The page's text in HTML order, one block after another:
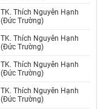
TK. Thích Nguyên Hạnh
(Đức Trường)
TK. Thích Nguyên Hạnh
(Đức Trường)
TK. Thích Nguyên Hạnh
(Đức Trường)
TK. Thích Nguyên Hạnh
(Đức Trường)